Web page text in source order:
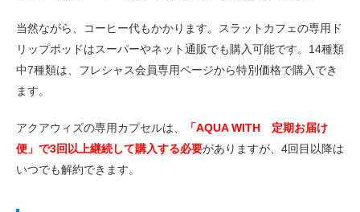
当然ながら、コーヒー代もかかります。スラットカフェの専用ド
リップポッドはスーパーやネット通販でも購入可能です。14種類
中7種類は、フレシャス会員専用ページから特別価格で購入でき
ます。
アクアウィズの専用カプセルは、
「AQUA WITH 定期お届け
便」で3回以上継続して購入する必要がありますが、4回目以降は
いつでも解約できます。